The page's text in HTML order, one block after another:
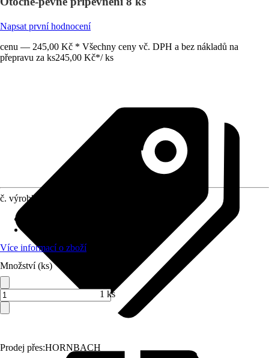
Napsat první hodnocení
cenu — 245,00 Kč * Všechny ceny vč. DPH a bez nákladů na
přepravu za ks245,00 Kč*/ ks
Prodej přes:HORNBACH
č. výrobku
Více informací o zboží
Množství (ks)
1 ks